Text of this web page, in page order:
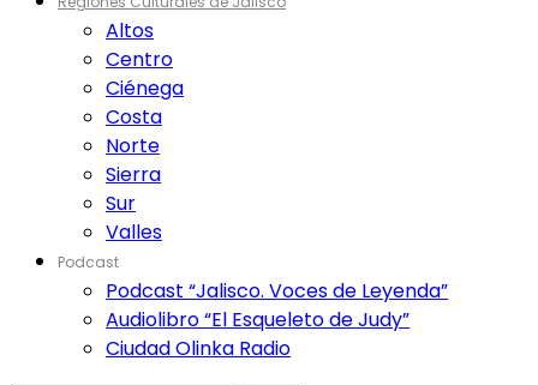
Altos
Centro
Ciénega
Costa
Norte
Sierra
Sur
Valles
Podcast
Podcast “Jalisco. Voces de Leyenda”
Audiolibro “El Esqueleto de Judy”
Ciudad Olinka Radio